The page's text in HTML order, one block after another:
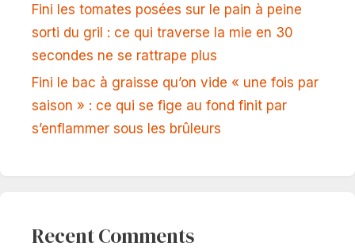
Fini les tomates posées sur le pain à peine
sorti du gril : ce qui traverse la mie en 30
secondes ne se rattrape plus
Fini le bac à graisse qu’on vide « une fois par
saison » : ce qui se fige au fond finit par
s’enflammer sous les brûleurs
Recent Comments